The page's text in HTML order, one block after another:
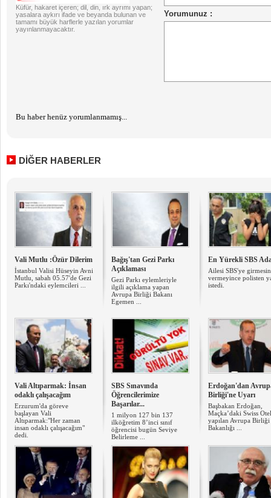
Küfür, hakaret içeren; dil, din, ırk ayrımı yapan;
yasalara aykırı ifade ve beyanda bulunan ve
tamamı büyük harflerle yazılan yorumlar
yayınlanmayacaktır.
Bu haber henüz yorumlanmamış...
DİĞER HABERLER
Vali Mutlu :Özür Dilerim
İstanbul Valisi Hüseyin Avni
Mutlu, sabah 05.57'de Gezi
Parkı'ndaki eylemcileri ...
Bağış'tan Gezi Parkı
Açıklaması
Gezi Parkı eylemleriyle
ilgili açıklama yapan
Avrupa Birliği Bakanı
Egemen ...
En Yürekli SBS
Ailesi SBS'ye
vermeyince polisten
istedi.
Vali Altıparmak: İnsan
odaklı çalışacağım
Erzurum'da göreve
başlayan Vali
Altıparmak:"Her zaman
insan odaklı çalışacağım"
dedi.
SBS Sınavında
Öğrencilerimize
Başarılar...
1 milyon 127 bin 137
ilköğretim 8’inci sınıf
öğrencisi bugün Seviye
Belirleme ...
Erdoğan'dan
Birliği'ne Uyarı
Başbakan Erdoğan,
Maçka’daki Swiss
yapılan Avrupa Birliği
Bakanlığı ...